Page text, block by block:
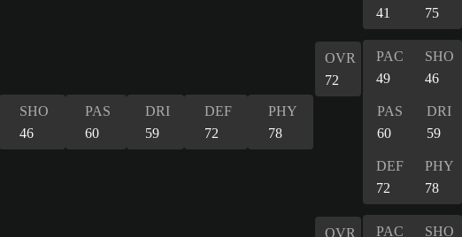
41
75
SHO
46
PAS
60
DRI
59
DEF
72
PHY
78
OVR
72
PAC
49
SHO
46
PAS
60
DRI
59
DEF
72
PHY
78
OVR PAC SHO